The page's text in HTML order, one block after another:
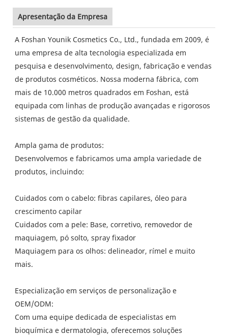
Apresentação da Empresa
A Foshan Younik Cosmetics Co., Ltd., fundada em 2009, é
uma empresa de alta tecnologia especializada em
pesquisa e desenvolvimento, design, fabricação e vendas
de produtos cosméticos. Nossa moderna fábrica, com
mais de 10.000 metros quadrados em Foshan, está
equipada com linhas de produção avançadas e rigorosos
sistemas de gestão da qualidade.
Ampla gama de produtos:
Desenvolvemos e fabricamos uma ampla variedade de
produtos, incluindo:
Cuidados com o cabelo: fibras capilares, óleo para
crescimento capilar
Cuidados com a pele: Base, corretivo, removedor de
maquiagem, pó solto, spray fixador
Maquiagem para os olhos: delineador, rímel e muito
mais.
Especialização em serviços de personalização e
OEM/ODM:
Com uma equipe dedicada de especialistas em
bioquímica e dermatologia, oferecemos soluções